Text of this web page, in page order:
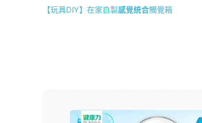
【玩具DIY】在家自製感覺統合觸覺箱